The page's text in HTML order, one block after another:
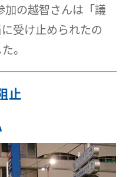
加の越智さんは「議
受け止められたの
。
止